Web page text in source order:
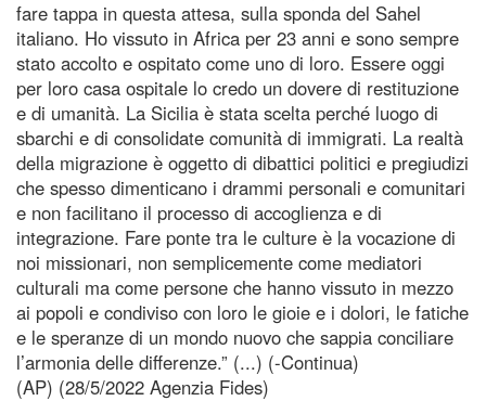
fare tappa in questa attesa, sulla sponda del Sahel
italiano. Ho vissuto in Africa per 23 anni e sono sempre
stato accolto e ospitato come uno di loro. Essere oggi
per loro casa ospitale lo credo un dovere di restituzione
e di umanità. La Sicilia è stata scelta perché luogo di
sbarchi e di consolidate comunità di immigrati. La realtà
della migrazione è oggetto di dibattici politici e pregiudizi
che spesso dimenticano i drammi personali e comunitari
e non facilitano il processo di accoglienza e di
integrazione. Fare ponte tra le culture è la vocazione di
noi missionari, non semplicemente come mediatori
culturali ma come persone che hanno vissuto in mezzo
ai popoli e condiviso con loro le gioie e i dolori, le fatiche
e le speranze di un mondo nuovo che sappia conciliare
l’armonia delle differenze.” (...) (-Continua)
(AP) (28/5/2022 Agenzia Fides)